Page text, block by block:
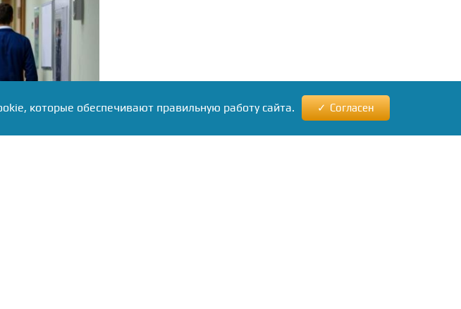
которые обеспечивают правильную работу сайта. Согласен